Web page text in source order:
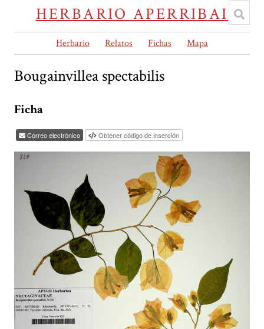
HERBARIO APERRIBAI
Herbario Relatos Fichas Mapa
Bougainvillea spectabilis
Ficha
Correo electrónico Obtener código de inserción